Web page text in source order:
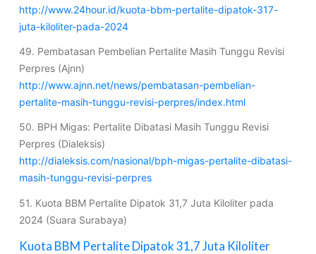
http://www.24hour.id/kuota-bbm-pertalite-dipatok-317-
juta-kiloliter-pada-2024
49. Pembatasan Pembelian Pertalite Masih Tunggu Revisi
Perpres (Ajnn)
http://www.ajnn.net/news/pembatasan-pembelian-
pertalite-masih-tunggu-revisi-perpres/index.html
50. BPH Migas: Pertalite Dibatasi Masih Tunggu Revisi
Perpres (Dialeksis)
http://dialeksis.com/nasional/bph-migas-pertalite-dibatasi-
masih-tunggu-revisi-perpres
51. Kuota BBM Pertalite Dipatok 31,7 Juta Kiloliter pada
2024 (Suara Surabaya)
Kuota BBM Pertalite Dipatok 31,7 Juta Kiloliter